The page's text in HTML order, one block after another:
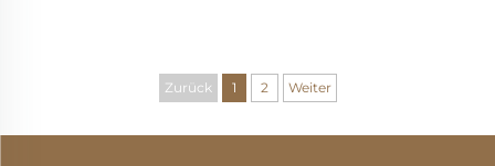
Zurück 1 2 Weiter